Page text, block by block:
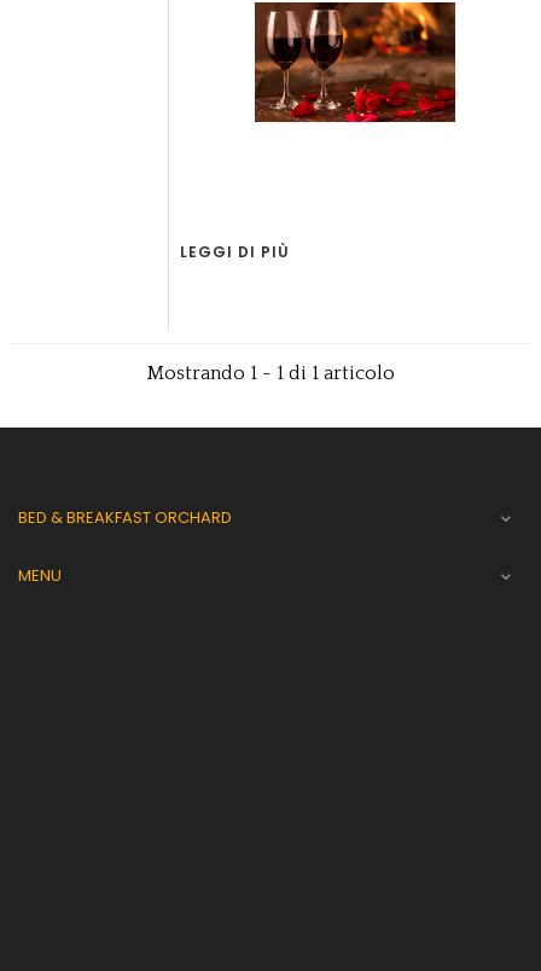
LEGGI DI PIÙ
Mostrando 1 - 1 di 1 articolo
BED & BREAKFAST ORCHARD 
MENU 